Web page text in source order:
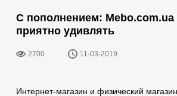
С пополнением:
приятно удивлять
2700 11-03-2019
Интернет-магазин и физический